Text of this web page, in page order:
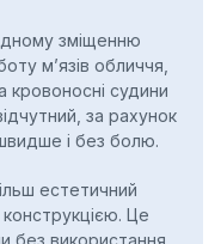
зміщенню
м’язів обличчя,
кровоносні судини
за рахунок
і без болю.
естетичний
Це
без використання